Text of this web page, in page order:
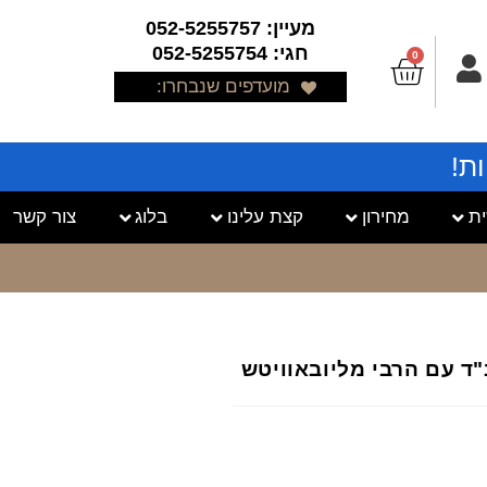
0
מעיין: 052-5255757
חגי: 052-5255754
מועדפים שנבחרו:
מחירון קצת עלינו בלוג צור קשר